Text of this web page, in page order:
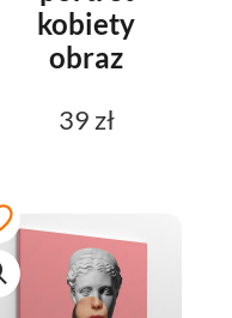
kobiety
obraz
39 zł